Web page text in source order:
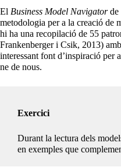
El Business Model Navigatorde
metodologia per a la creació de
hi ha una recopilació de 55
Frankenberger i Csik, 2013)
interessant font d’inspiració per
ne de nous.
Exercici
Durant la lectura dels
en exemples que